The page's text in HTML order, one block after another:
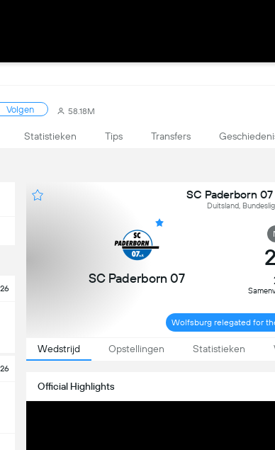
Volgen 58.18M
Statistieken Tips Transfers
SC Paderborn
Duitsland,
SC Paderborn 07
2
Wolfsburg relegated for
Wedstrijd Opstellingen Statistieken
Official Highlights